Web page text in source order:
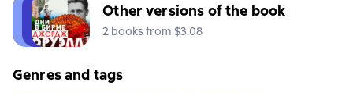
Other versions of the book
2 books from $3.08
Genres and tags